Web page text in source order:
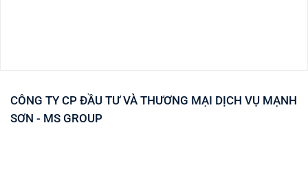
CÔNG TY CP ĐẦU TƯ VÀ THƯƠNG MẠI DỊCH VỤ MẠNH
SƠN - MS GROUP